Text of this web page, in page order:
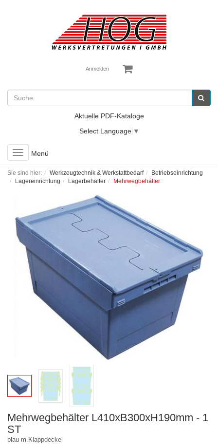
Anmelden
Aktuelle PDF-Kataloge
Select Language ▼
Toggle
navigation
Menü
Sie sind hier: Werkzeugtechnik & Werkstattbedarf
Betriebseinrichtung
Lagereinrichtung
Lagerbehälter Mehrwegbehälter
Mehrwegbehälter L410xB300xH190mm - 1
ST
blau m.Klappdeckel